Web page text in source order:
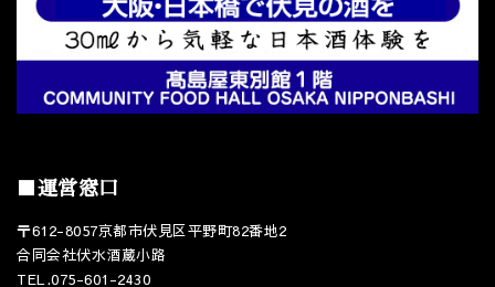
■運営窓口
〒612-8057京都市伏見区平野町82番地2
合同会社伏水酒蔵小路
TEL.075-601-2430